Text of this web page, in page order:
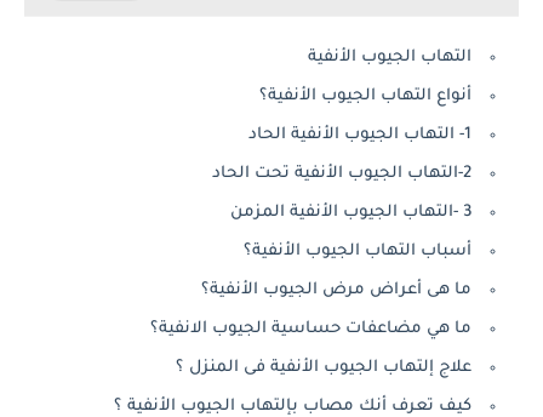
التهاب الجيوب الأنفية
أنواع التهاب الجيوب الأنفية؟
1- التهاب الجيوب الأنفية الحاد
2-التهاب الجيوب الأنفية تحت الحاد
3 -التهاب الجيوب الأنفية المزمن
أسباب التهاب الجيوب الأنفية؟
ما هى أعراض مرض الجيوب الأنفية؟
ما هي مضاعفات حساسية الجيوب الانفية؟
علاج إلتهاب الجيوب الأنفية فى المنزل ؟
كيف تعرف أنك مصاب بإلتهاب الجيوب الأنفية ؟